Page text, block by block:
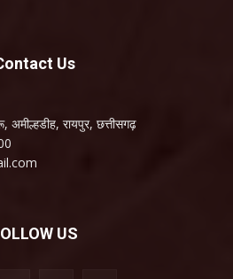
Us
रायपुर, छत्तीसगढ़
US